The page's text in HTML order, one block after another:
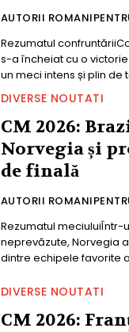
AUTORII
Rezumatul
s-a încheiat cu o
un meci intens și plin de
DIVERSE NOUTATI
CM 2026:
Norvegia și
de finală
AUTORII
Rezumatul meciuluiÎntr-
neprevăzute, Norvegia
dintre echipele favorite
DIVERSE NOUTATI
CM 2026: